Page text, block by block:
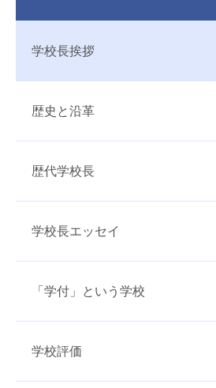
学校長挨拶
歴史と沿革
歴代学校長
学校長エッセイ
「学付」という学校
学校評価